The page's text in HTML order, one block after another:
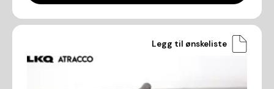
Legg til ønskeliste